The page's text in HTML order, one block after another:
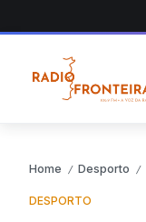
Home / Desporto /
DESPORTO